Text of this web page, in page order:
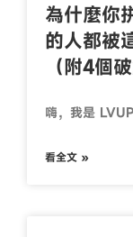
為什麼你
的人都被
（附4個
嗨，我是
看全文 »